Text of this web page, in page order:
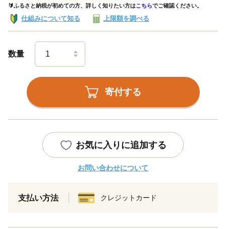
🔰ふるさと納税が初めての方、詳しく知りたい方はこちらでご確認ください。
仕組みについて知る 上限額を調べる
数量
寄付する
お気に入りに追加する
お問い合わせについて
支払い方法 クレジットカード